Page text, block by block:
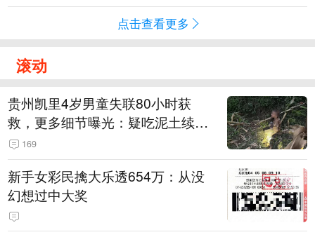
点击查看更多
滚动
贵州凯里4岁男童失联80小时获
救，更多细节曝光：疑吃泥土续
命，搜救至20米附近错过多找3天
169
新手女彩民擒大乐透654万：从没
幻想过中大奖